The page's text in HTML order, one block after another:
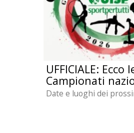
UFFICIALE: Ecco
Campionati
Date e luoghi dei